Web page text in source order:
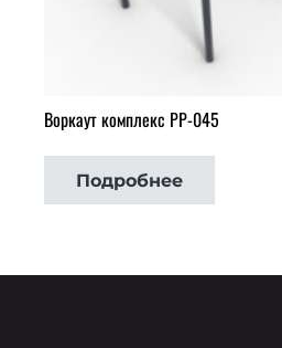
Воркаут комплекс РР-045
Подробнее